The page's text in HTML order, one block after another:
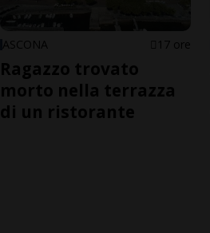
ASCONA 17 ore
Ragazzo trovato
morto nella terrazza
di un ristorante